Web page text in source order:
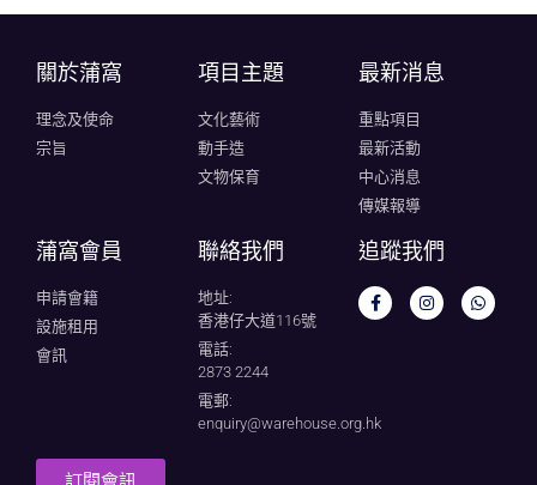
關於蒲窩​
理念及使命
宗旨
項目主題
文化藝術
動手造
文物保育
最新消息
重點項目
最新活動
中心消息
傳媒報導
蒲窩會員
申請會籍
設施租用
會訊
聯絡我們
地址:
香港仔大道116號
電話:
2873 2244
電郵:
enquiry@warehouse.org.hk
追蹤我們